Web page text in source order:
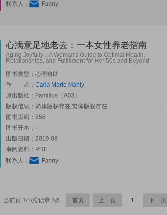
联系人：
Fanny
心满意足地老去：一本女性养老指南
Aging Joyfully：A Woman's Guide to Optimal Health,
Relationships, and Fulfillment for Her 50s and Beyond
图书类型：心理自助
作 者： Carla Marie Manly
原出版社： Familius（A03）
版权信息：简体版权存在,繁体版权存在
图书页码：256
图书开本：-
出版日期：2019-08
审阅资料：PDF
联系人：
Fanny
当前页:1/1/总记录:3条 首页 上一页 1 下一页